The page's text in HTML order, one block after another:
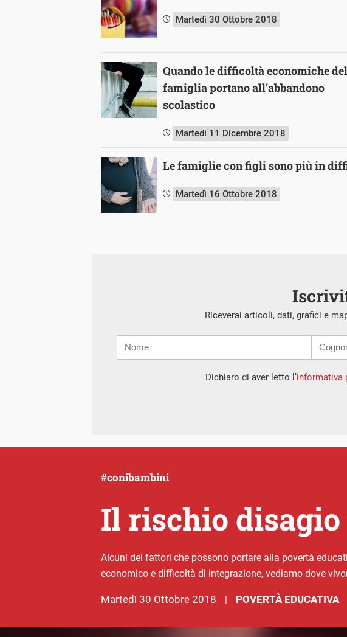
Martedì 30 Ottobre 2018
Quando le difficoltà economiche
famiglia portano all’abbandono
scolastico
Martedì 11 Dicembre 2018
Le famiglie con figli sono più in
Martedì 16 Ottobre 2018
Riceverai articoli, dati, grafici e
mail
Dichiaro di aver letto l’informativa
Il rischio
#conibambini
Alcuni dei fattori che possono portare alla povertà
economico e difficoltà di integrazione, vediamo dove
martedì 30 Ottobre 2018 POVERTÀ EDUCATIVA